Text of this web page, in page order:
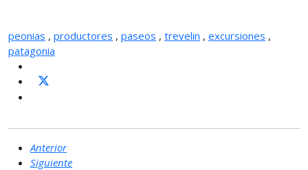
peonias , productores , paseos , trevelin , excursiones ,
patagonia
Anterior
Siguiente